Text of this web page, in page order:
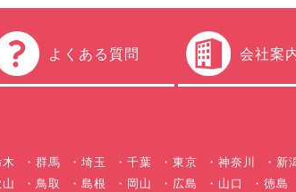
よくある質問 会社案
群馬 埼玉 千葉 東京 神奈川
新
鳥取 島根 岡山 広島 山口
徳島